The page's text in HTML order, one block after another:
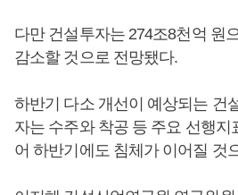
다만 건설투자는 274조8천억 원
감소할 것으로 전망됐다.
하반기 다소 개선이 예상되는 건
자는 수주와 착공 등 주요 선행지
어 하반기에도 침체가 이어질 것